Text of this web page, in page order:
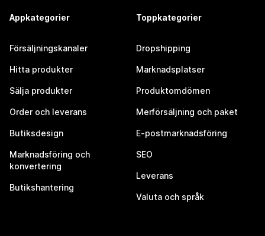
Appkategorier
Försäljningskanaler
Hitta produkter
Sälja produkter
Order och leverans
Butiksdesign
Marknadsföring och
konvertering
Butikshantering
Toppkategorier
Dropshipping
Marknadsplatser
Produktomdömen
Merförsäljning och paket
E-postmarknadsföring
SEO
Leverans
Valuta och språk